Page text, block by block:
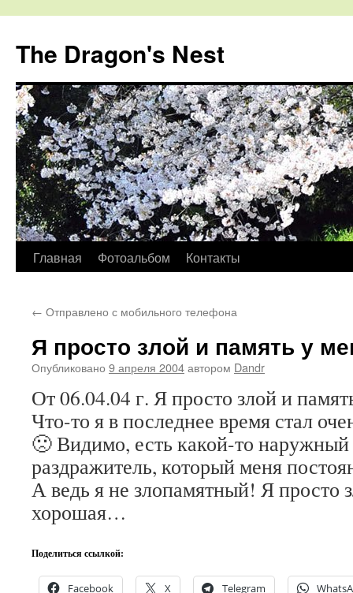
The Dragon's Nest
Перейти
содержимому
Главная Фотоальбом Контакты
← Отправлено с мобильного телефона
Я просто злой и память у
Опубликовано 9 апреля 2004автором Dandr
От 06.04.04 г. Я просто злой и
Что-то я в последнее время стал
🙁 Видимо, есть какой-то
раздражитель, который меня
А ведь я не злопамятный! Я просто
хорошая…
Поделиться ссылкой:
Facebook X Telegram